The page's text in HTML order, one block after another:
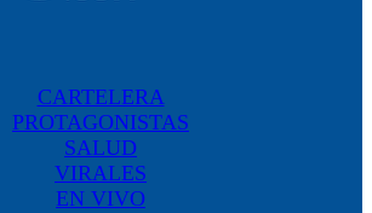
CARTELERA
PROTAGONISTAS
SALUD
VIRALES
EN VIVO